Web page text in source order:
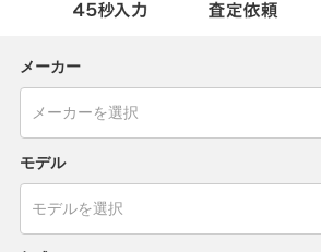
メーカー
モデル